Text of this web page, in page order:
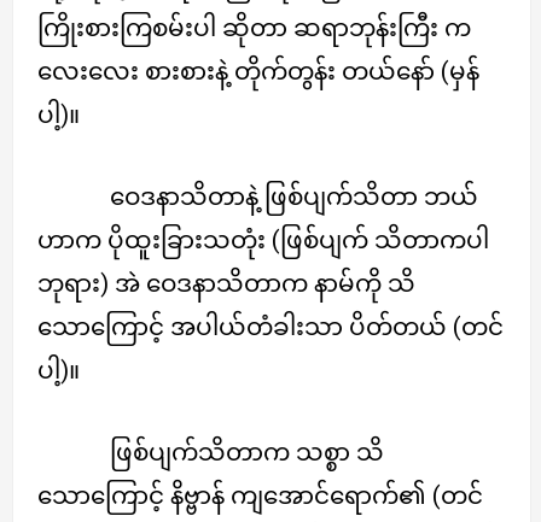
ကြိုးစားကြစမ်းပါ ဆိုတာ ဆရာဘုန်းကြီး က
လေးလေး စားစားနဲ့ တိုက်တွန်း တယ်နော် (မှန်
ပါ့)။
ဝေဒနာသိတာနဲ့ ဖြစ်ပျက်သိတာ ဘယ်
ဟာက ပိုထူးခြားသတုံး (ဖြစ်ပျက် သိတာကပါ
ဘုရား) အဲ ဝေဒနာသိတာက နာမ်ကို သိ
သောကြောင့် အပါယ်တံခါးသာ ပိတ်တယ် (တင်
ပါ့)။
ဖြစ်ပျက်သိတာက သစ္စာ သိ
သောကြောင့် နိဗ္ဗာန် ကျအောင်ရောက်၏ (တင်